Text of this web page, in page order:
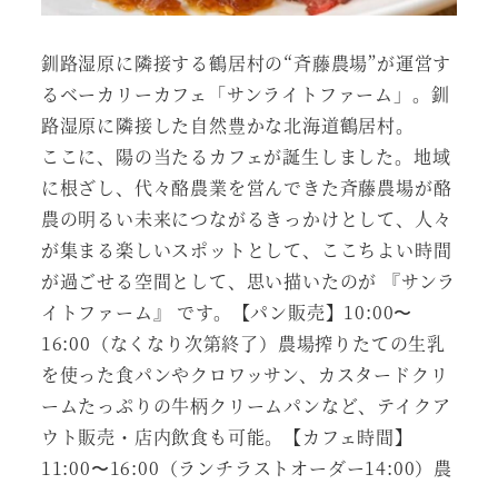
釧路湿原に隣接する鶴居村の“斉藤農場”が運営す
るベーカリーカフェ「サンライトファーム」。釧
路湿原に隣接した自然豊かな北海道鶴居村。
ここに、陽の当たるカフェが誕生しました。地域
に根ざし、代々酪農業を営んできた斉藤農場が酪
農の明るい未来につながるきっかけとして、人々
が集まる楽しいスポットとして、ここちよい時間
が過ごせる空間として、思い描いたのが 『サンラ
イトファーム』 です。【パン販売】10:00〜
16:00（なくなり次第終了）農場搾りたての生乳
を使った食パンやクロワッサン、カスタードクリ
ームたっぷりの牛柄クリームパンなど、テイクア
ウト販売・店内飲食も可能。【カフェ時間】
11:00〜16:00（ランチラストオーダー14:00）農